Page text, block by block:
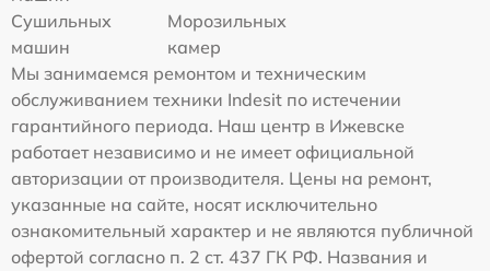
Сушильных
машин
Морозильных
камер
Мы занимаемся ремонтом и техническим
обслуживанием техники Indesit по истечении
гарантийного периода. Наш центр в Ижевске
работает независимо и не имеет официальной
авторизации от производителя. Цены на ремонт,
указанные на сайте, носят исключительно
ознакомительный характер и не являются публичной
офертой согласно п. 2 ст. 437 ГК РФ. Названия и